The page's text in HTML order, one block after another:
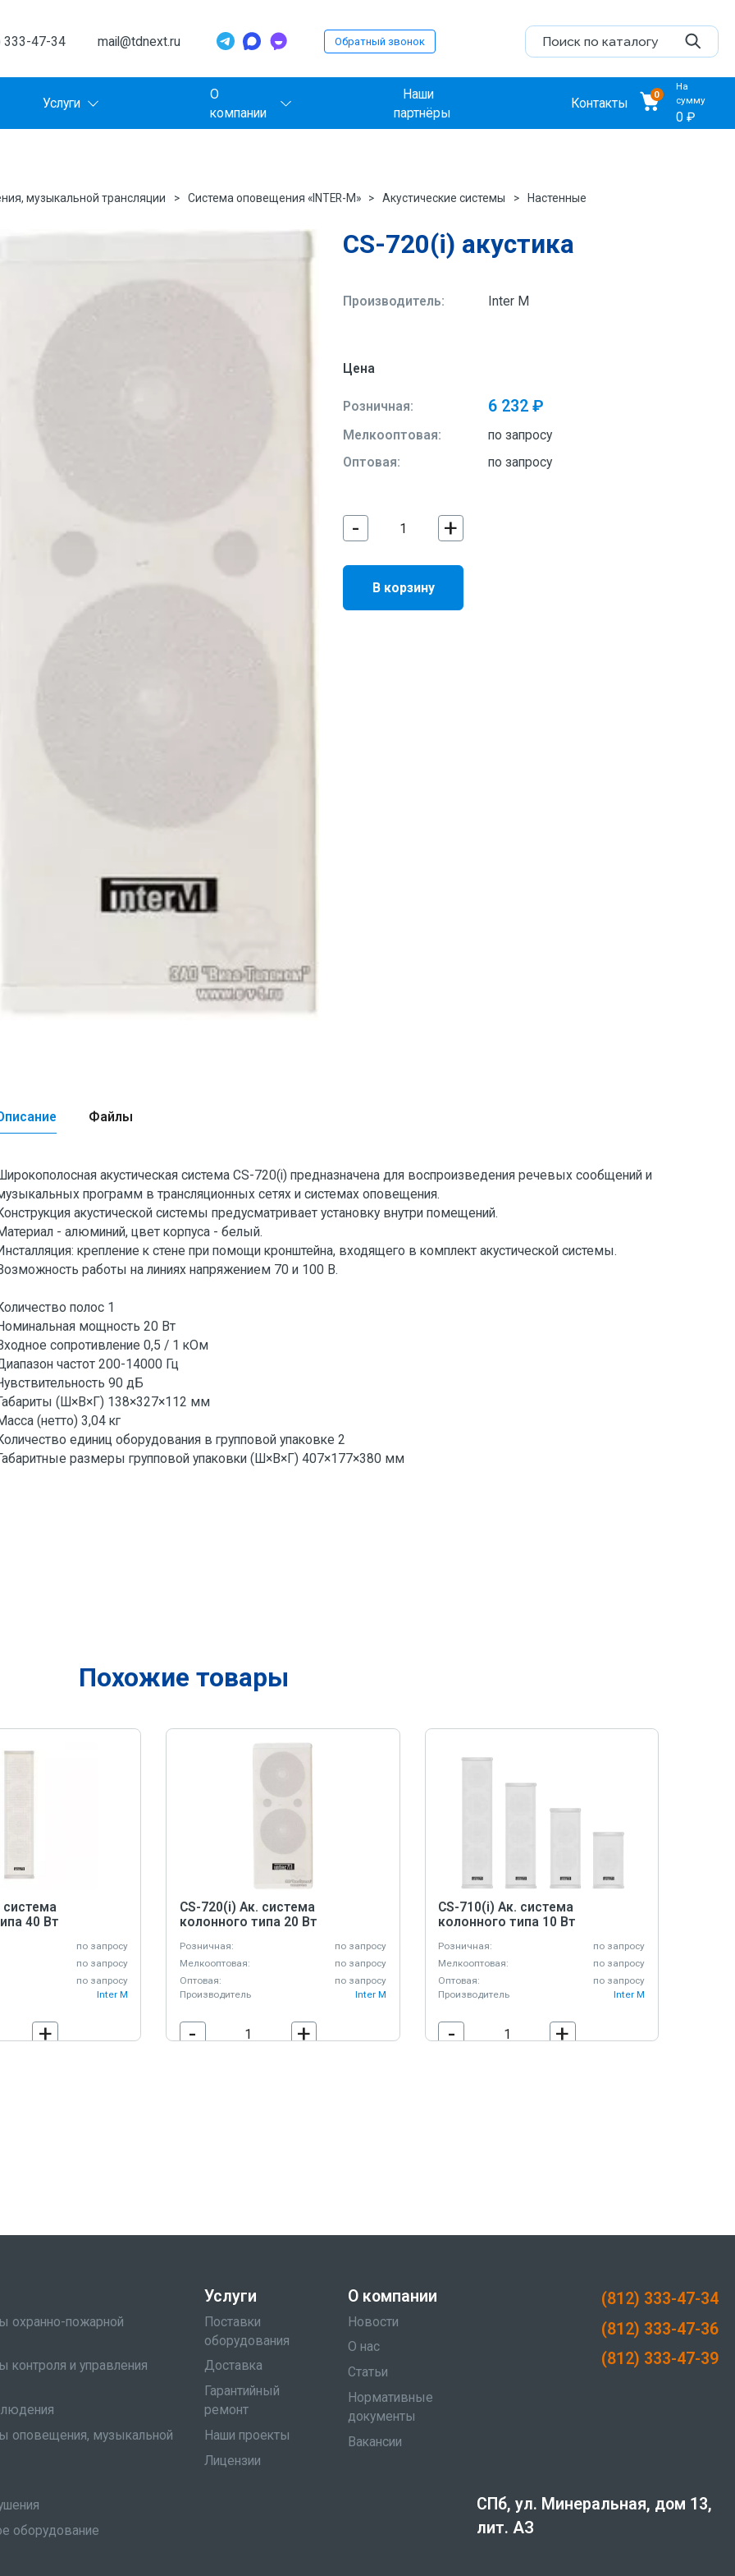
333-47-34 mail@tdnext.ru Обратный звонок
Услуги
О
компании
Наши
партнёры
Контакты
0
На
сумму
0 ₽
музыкальной трансляции Система оповещения «INTER-M» Акустические системы Настенные
CS-720(i) акустика
Производитель: Inter M
Цена
Розничная: 6 232 ₽
Мелкооптовая:
по запросу
Оптовая:
по запросу
- +
В корзину
Файлы
акустическая система CS-720(i) предназначена для воспроизведения речевых сообщений и
программ в трансляционных сетях и системах оповещения.
акустической системы предусматривает установку внутри помещений.
- алюминий, цвет корпуса - белый.
крепление к стене при помощи кронштейна, входящего в комплект акустической системы.
работы на линиях напряжением 70 и 100 В.
полос 1
мощность 20 Вт
сопротивление 0,5 / 1 кОм
частот 200-14000 Гц
90 дБ
(Ш×В×Г) 138×327×112 мм
(нетто) 3,04 кг
единиц оборудования в групповой упаковке 2
размеры групповой упаковки (Ш×В×Г) 407×177×380 мм
Похожие товары
система
40 Вт
по запросу
по запросу
по запросу
Inter M
+
CS-720(i) Ак. система
колонного типа 20 Вт
Розничная:
по запросу
Мелкооптовая:
по запросу
Оптовая:
по запросу
Производитель
Inter M
- +
CS-710(i) Ак. система
колонного типа 10 Вт
Розничная:
по запросу
Мелкооптовая:
по запросу
Оптовая:
по запросу
Производитель
Inter M
- +
охранно-пожарной
контроля и управления
оповещения, музыкальной
оборудование
Услуги
Поставки
оборудования
Доставка
Гарантийный
ремонт
Наши проекты
Лицензии
О компании
Новости
О нас
Статьи
Нормативные
документы
Вакансии
(812) 333-47-34
(812) 333-47-36
(812) 333-47-39
СПб, ул. Минеральная, дом 13,
лит. АЗ